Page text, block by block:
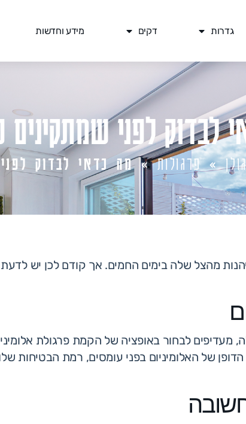
גדרות דקים מידע וחדשות
לבדוק לפני שמתקינים
»פרגולות»מה כדאי לבדוק
מהצל שלה בימים החמים. אך קודם לכן יש
מעדיפים לבחור באופציה של הקמת פרגולת
הדופן של האלומיניום בפני עומסים, רמת הבטיחות